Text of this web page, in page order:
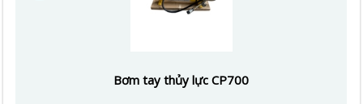
Bơm tay thủy lực CP700